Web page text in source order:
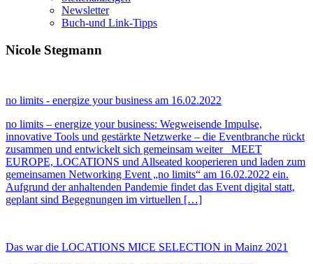
Newsletter
Buch-und Link-Tipps
Nicole Stegmann
no limits - energize your business am 16.02.2022
no limits – energize your business: Wegweisende Impulse,
innovative Tools und gestärkte Netzwerke – die Eventbranche rückt
zusammen und entwickelt sich gemeinsam weiter MEET
EUROPE, LOCATIONS und Allseated kooperieren und laden zum
gemeinsamen Networking Event „no limits“ am 16.02.2022 ein.
Aufgrund der anhaltenden Pandemie findet das Event digital statt,
geplant sind Begegnungen im virtuellen […]
Das war die LOCATIONS MICE SELECTION in Mainz 2021